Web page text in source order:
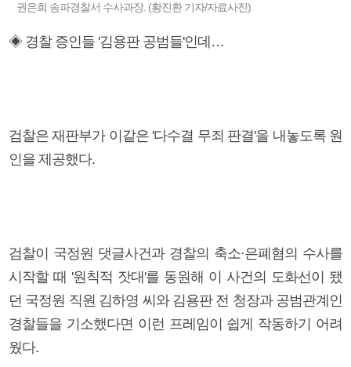
권은희 송파경찰서 수사과장. (황진환 기자/자료사진)
◈ 경찰 증인들 '김용판 공범들'인데…
검찰은 재판부가 이같은 '다수결 무죄 판결'을 내놓도록 원
인을 제공했다.
검찰이 국정원 댓글사건과 경찰의 축소·은폐혐의 수사를
시작할 때 '원칙적 잣대'를 동원해 이 사건의 도화선이 됐
던 국정원 직원 김하영 씨와 김용판 전 청장과 공범관계인
경찰들을 기소했다면 이런 프레임이 쉽게 작동하기 어려
웠다.